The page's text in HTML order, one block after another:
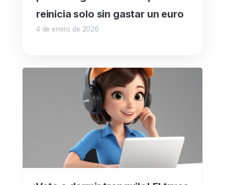
reinicia solo sin gastar un euro
4 de enero de 2026